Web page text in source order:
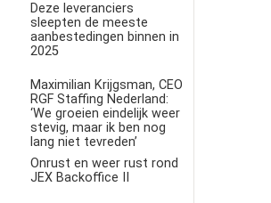
Deze leveranciers
sleepten de meeste
aanbestedingen binnen in
2025
Maximilian Krijgsman, CEO
RGF Staffing Nederland:
‘We groeien eindelijk weer
stevig, maar ik ben nog
lang niet tevreden’
Onrust en weer rust rond
JEX Backoffice II